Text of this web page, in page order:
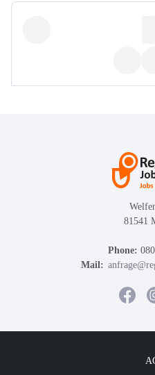
81541
Phone:
Mail: